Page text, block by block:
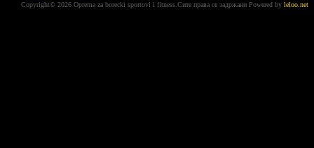
Copyright© 2026 Oprema za borecki sportovi i fitness.Сите права се задржани Powered by leloo.net